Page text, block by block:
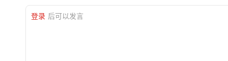
登录 后可以发言